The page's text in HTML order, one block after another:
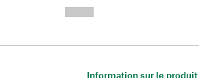
Information sur le produit